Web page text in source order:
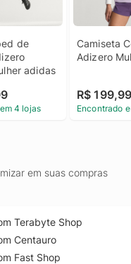
de
adidas
4 lojas
Camiseta
Adizero
R$
Encontrado
em suas compras
Terabyte Shop
Centauro
Fast Shop